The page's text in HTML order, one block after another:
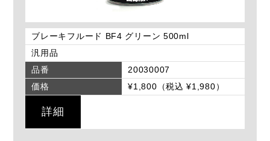
ブレーキフルード BF4 グリーン 500ml
汎用品
品番
20030007
価格
¥1,800（税込 ¥1,980）
詳細